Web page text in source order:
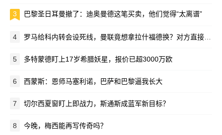
3 巴黎圣日耳曼撤了：迪奥曼德这笔买卖，他们觉得“太离谱”
4 罗马给科内转会设死线，曼联竟想拿拉什福德换？对方直接摆手：养不起！
5 多特蒙德盯上17岁希腊妖星，报价已超3000万欧
6 西蒙斯：恩师马塞利诺，巴萨和巴黎逼我长大
7 切尔西夏窗盯上即战力，斯通斯成蓝军新目标？
8 今晚，梅西能再写传奇吗？